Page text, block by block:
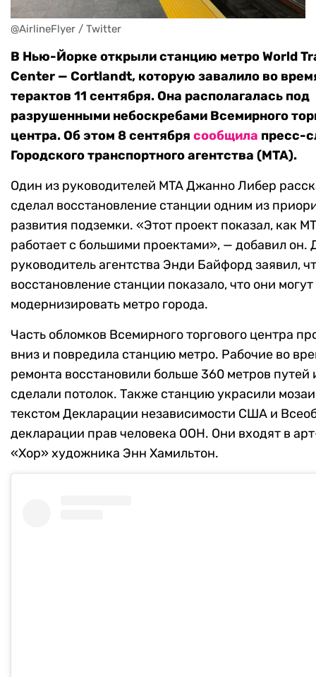
@AirlineFlyer / Twitter
В Нью-Йорке открыли станцию метро World
Center — Cortlandt, которую завалило во
терактов 11 сентября. Она располагалась под
разрушенными небоскребами Всемирного
центра. Об этом 8 сентября сообщила пресс-
Городского транспортного агентства (MTA).
Один из руководителей MTA Джанно Либер
сделал восстановление станции одним из
развития подземки. «Этот проект показал, как
работает с большими проектами», — добавил он.
руководитель агентства Энди Байфорд заявил,
восстановление станции показало, что они могут
модернизировать метро города.
Часть обломков Всемирного торгового центра
вниз и повредила станцию метро. Рабочие во
ремонта восстановили больше 360 метров путей
сделали потолок. Также станцию украсили
текстом Декларации независимости США и
декларации прав человека ООН. Они входят в
«Хор» художника Энн Хамильтон.